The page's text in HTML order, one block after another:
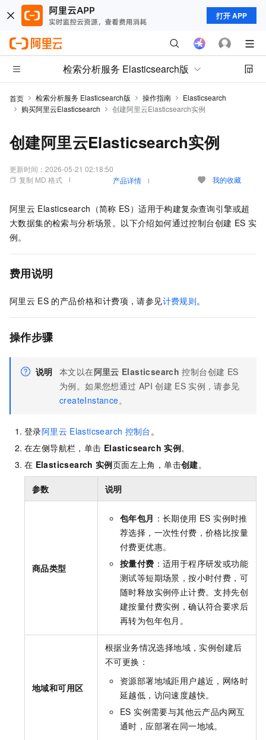
打开 APP
检索分析服务 Elasticsearch版
首页 检索分析服务 Elasticsearch版 操作指南
Elasticsearch
购买阿里云Elasticsearch
创建阿里云Elasticsearch实例
创建阿里云Elasticsearch实例
更新时间： 2026-05-21 02:18:50
复制 MD 格式
产品详情 我的收藏
阿里云 Elasticsearch（简称 ES）适用于构建复杂查询引擎或超
大数据集的检索与分析场景。以下介绍如何通过控制台创建 ES 实
例。
费用说明
阿里云 ES 的产品价格和计费项，请参见计费规则。
操作步骤
说明 本文以在阿里云 Elasticsearch 控制台创建 ES
为例。如果您想通过 API 创建 ES 实例，请参见
createInstance。
登录阿里云 Elasticsearch 控制台。
在左侧导航栏，单击 Elasticsearch 实例。
在 Elasticsearch 实例页面左上角，单击创建。
参数 说明
商品类型
包年包月 ：长期使用 ES 实例时推
荐选择，一次性付费，价格比按量
付费更优惠。
按量付费 ：适用于程序研发或功能
测试等短期场景，按小时付费，可
随时释放实例停止计费。支持先创
建按量付费实例，确认符合要求后
再转为包年包月。
地域和可用区
根据业务情况选择地域，实例创建后
不可更换：
资源部署地域距用户越近，网络时
延越低，访问速度越快。
ES 实例需要与其他云产品内网互
通时，应部署在同一地域。